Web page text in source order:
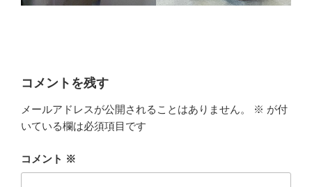
コメントを残す
メールアドレスが公開されることはありません。 ※ が付
いている欄は必須項目です
コメント ※